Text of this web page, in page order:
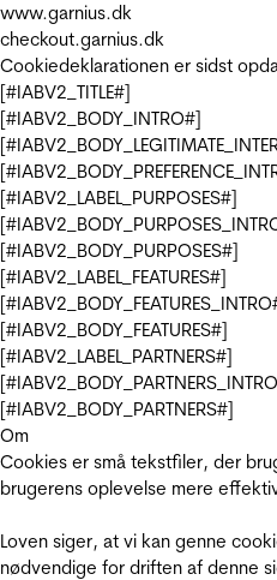
www.garnius.dk
checkout.garnius.dk
Cookiedeklarationen er sidst
[#IABV2_TITLE#]
[#IABV2_BODY_INTRO#]
[#IABV2_LABEL_PURPOSES#]
[#IABV2_BODY_PURPOSES#]
[#IABV2_LABEL_FEATURES#]
[#IABV2_BODY_FEATURES#]
[#IABV2_LABEL_PARTNERS#]
[#IABV2_BODY_PARTNERS#]
Om
Cookies er små tekstfiler, der
brugerens oplevelse mere
Loven siger, at vi kan genne
nødvendige for driften af denne